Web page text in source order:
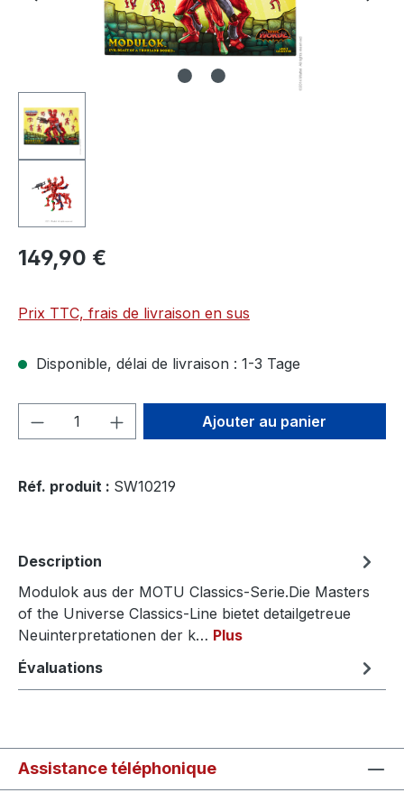
149,90 €
Prix TTC, frais de livraison en sus
Disponible, délai de livraison : 1-3 Tage
Quantité de produit : Entrez la
Ajouter au panier
Réf. produit : SW10219
Description
Modulok aus der MOTU Classics-Serie.Die Masters
of the Universe Classics-Line bietet detailgetreue
Neuinterpretationen der k… Plus
Évaluations
Assistance téléphonique